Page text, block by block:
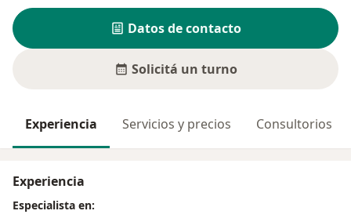
Datos de contacto
Solicitá un turno
Experiencia Servicios y precios Consultorios
Experiencia
Especialista en: